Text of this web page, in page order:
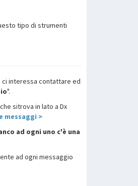
tipo di strumenti
ci interessa contattare ed
".
sitrova in lato a Dx
messaggi >
ad ogni uno c'è una
ad ogni messaggio